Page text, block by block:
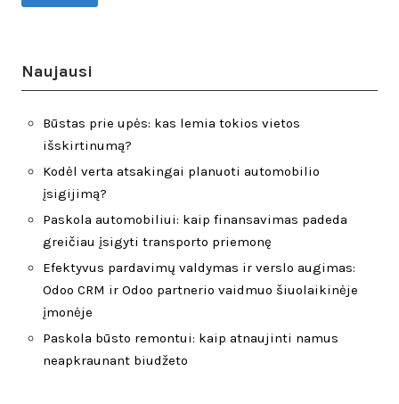
Naujausi
Būstas prie upės: kas lemia tokios vietos
išskirtinumą?
Kodėl verta atsakingai planuoti automobilio
įsigijimą?
Paskola automobiliui: kaip finansavimas padeda
greičiau įsigyti transporto priemonę
Efektyvus pardavimų valdymas ir verslo augimas:
Odoo CRM ir Odoo partnerio vaidmuo šiuolaikinėje
įmonėje
Paskola būsto remontui: kaip atnaujinti namus
neapkraunant biudžeto